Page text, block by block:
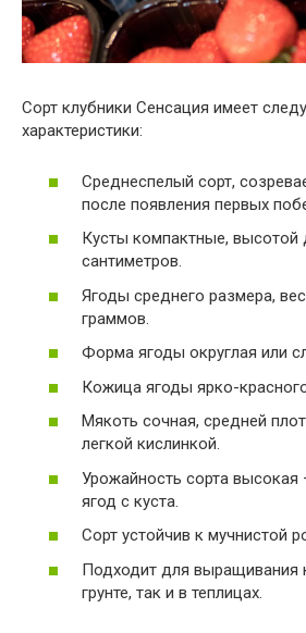
Сорт клубники Сенсация имеет
характеристики:
Среднеспелый сорт,
после появления первых
Кусты компактные, высотой
сантиметров.
Ягоды среднего размера,
граммов.
Форма ягоды округлая или
Кожица ягоды ярко-
Мякоть сочная, средней
легкой кислинкой.
Урожайность сорта
ягод с куста.
Сорт устойчив к мучнистой
Подходит для выращивания
грунте, так и в теплицах.